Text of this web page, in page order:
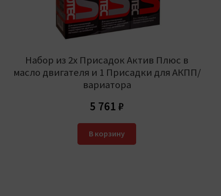
Набор из 2х Присадок Актив Плюс в
масло двигателя и 1 Присадки для АКПП/
вариатора
5 761 ₽
В корзину